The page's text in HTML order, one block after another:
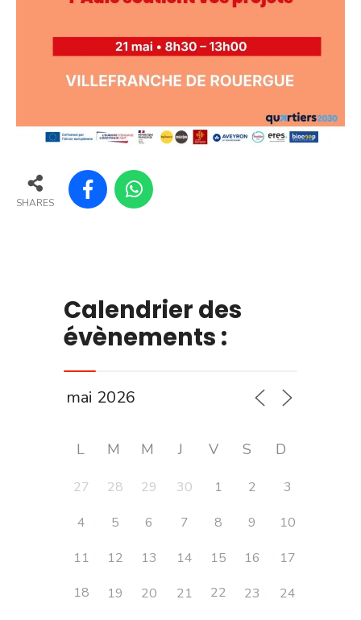
SHARES
Calendrier des
évènements :
L M M J V S D
27 28 29 30 1 2
3
4
5 6 7 8 9
10
11
12 13 14 15 16
17
18
19 20 21 22 23
24